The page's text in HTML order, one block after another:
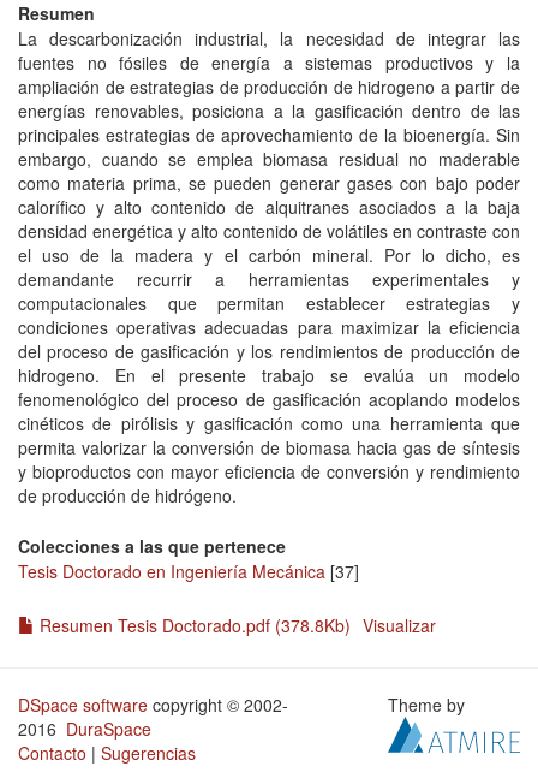
Resumen
La descarbonización industrial, la necesidad de integrar las
fuentes no fósiles de energía a sistemas productivos y la
ampliación de estrategias de producción de hidrogeno a partir de
energías renovables, posiciona a la gasificación dentro de las
principales estrategias de aprovechamiento de la bioenergía. Sin
embargo, cuando se emplea biomasa residual no maderable
como materia prima, se pueden generar gases con bajo poder
calorífico y alto contenido de alquitranes asociados a la baja
densidad energética y alto contenido de volátiles en contraste con
el uso de la madera y el carbón mineral. Por lo dicho, es
demandante recurrir a herramientas experimentales y
computacionales que permitan establecer estrategias y
condiciones operativas adecuadas para maximizar la eficiencia
del proceso de gasificación y los rendimientos de producción de
hidrogeno. En el presente trabajo se evalúa un modelo
fenomenológico del proceso de gasificación acoplando modelos
cinéticos de pirólisis y gasificación como una herramienta que
permita valorizar la conversión de biomasa hacia gas de síntesis
y bioproductos con mayor eficiencia de conversión y rendimiento
de producción de hidrógeno.
Colecciones a las que pertenece
Tesis Doctorado en Ingeniería Mecánica [37]
Resumen Tesis Doctorado.pdf (378.8Kb) Visualizar
DSpace software copyright © 2002-
2016 DuraSpace
Contacto | Sugerencias
Theme by